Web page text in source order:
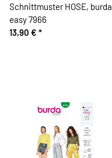
Schnittmuster HOSE, burda
easy 7966
13,90 € *